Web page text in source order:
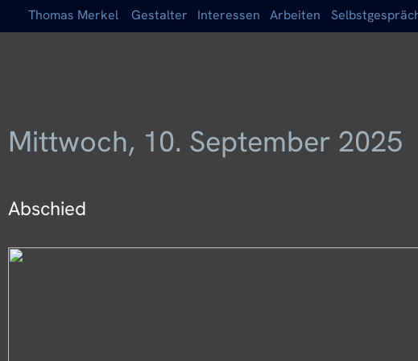
Thomas Merkel Gestalter Interessen Arbeiten
Mittwoch, 10. September 2025
Abschied